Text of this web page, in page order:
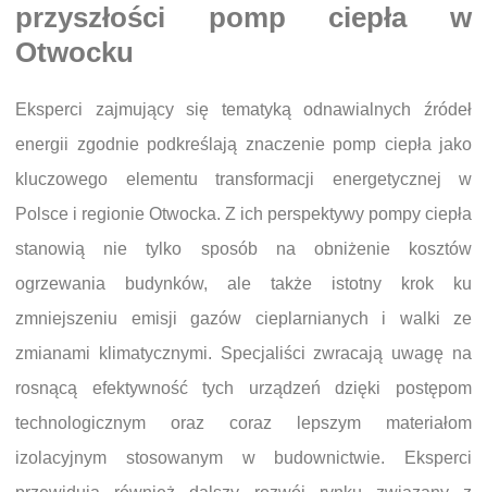
przyszłości pomp ciepła w
Otwocku
Eksperci zajmujący się tematyką odnawialnych źródeł
energii zgodnie podkreślają znaczenie pomp ciepła jako
kluczowego elementu transformacji energetycznej w
Polsce i regionie Otwocka. Z ich perspektywy pompy ciepła
stanowią nie tylko sposób na obniżenie kosztów
ogrzewania budynków, ale także istotny krok ku
zmniejszeniu emisji gazów cieplarnianych i walki ze
zmianami klimatycznymi. Specjaliści zwracają uwagę na
rosnącą efektywność tych urządzeń dzięki postępom
technologicznym oraz coraz lepszym materiałom
izolacyjnym stosowanym w budownictwie. Eksperci